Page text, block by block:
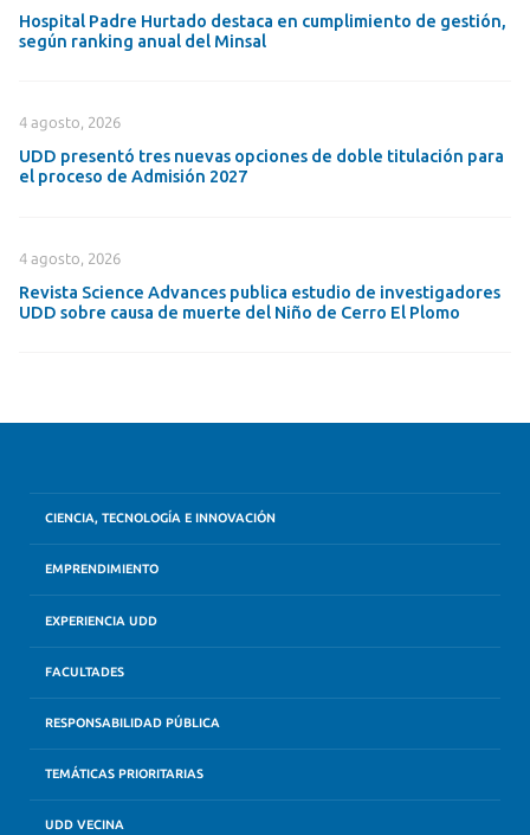
Hospital Padre Hurtado destaca en cumplimiento de gestión,
según ranking anual del Minsal
4 agosto, 2026
UDD presentó tres nuevas opciones de doble titulación para
el proceso de Admisión 2027
4 agosto, 2026
Revista Science Advances publica estudio de investigadores
UDD sobre causa de muerte del Niño de Cerro El Plomo
CIENCIA, TECNOLOGÍA E INNOVACIÓN
EMPRENDIMIENTO
EXPERIENCIA UDD
FACULTADES
RESPONSABILIDAD PÚBLICA
TEMÁTICAS PRIORITARIAS
UDD VECINA